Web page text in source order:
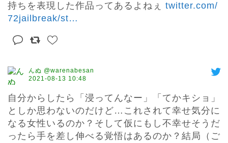
持ちを表現した作品ってあるよねぇ twitter.com/
72jailbreak/st…
んぬ @warenabesan
2021-08-13 10:48
自分からしたら「浸ってんなー」「てかキショ」
としか思わないのだけど…これされて幸せ気分に
なる女性いるのか？そして仮にもし不幸せそうだ
ったら手を差し伸べる覚悟はあるのか？結局（ご